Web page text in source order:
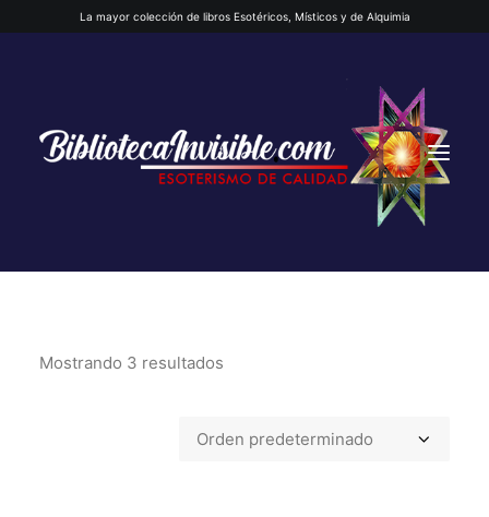
La mayor colección de libros Esotéricos, Místicos y de Alquimia
INICIO
Mostrando 3 resultados